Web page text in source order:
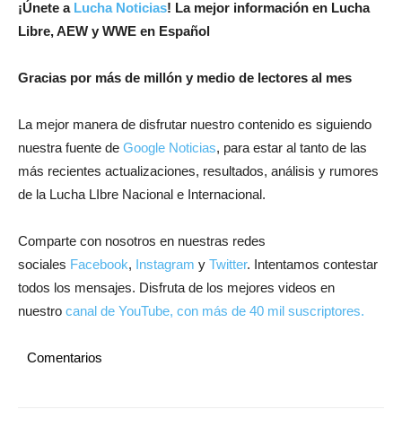
¡Únete a Lucha Noticias! La mejor información en Lucha
Libre, AEW y WWE en Español
Gracias por más de millón y medio de lectores al mes
La mejor manera de disfrutar nuestro contenido es siguiendo
nuestra fuente de Google Noticias, para estar al tanto de las
más recientes actualizaciones, resultados, análisis y rumores
de la Lucha LIbre Nacional e Internacional.
Comparte con nosotros en nuestras redes
sociales Facebook, Instagram y Twitter. Intentamos contestar
todos los mensajes. Disfruta de los mejores videos en
nuestro canal de YouTube, con más de 40 mil suscriptores.
Comentarios